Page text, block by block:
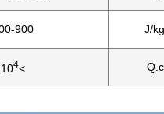
J/
900
>10
4